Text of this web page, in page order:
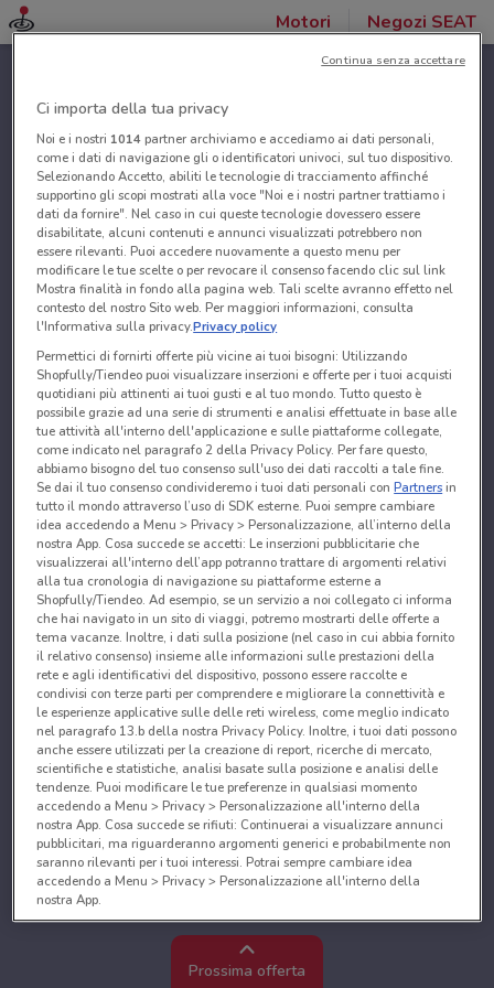
Motori Negozi SEAT
Prossima offerta
Ci importa della tua privacy
Noi e i nostri 1014partner archiviamo e accediamo ai dati personali,
come i dati di navigazione gli o identificatori univoci, sul tuo dispositivo.
Selezionando Accetto, abiliti le tecnologie di tracciamento affinché
supportino gli scopi mostrati alla voce "Noi e i nostri partner trattiamo i
dati da fornire". Nel caso in cui queste tecnologie dovessero essere
disabilitate, alcuni contenuti e annunci visualizzati potrebbero non
essere rilevanti. Puoi accedere nuovamente a questo menu per
modificare le tue scelte o per revocare il consenso facendo clic sul link
Mostra finalità in fondo alla pagina web. Tali scelte avranno effetto nel
contesto del nostro Sito web. Per maggiori informazioni, consulta
l'Informativa sulla privacy.Privacy policy
Permettici di fornirti offerte più vicine ai tuoi bisogni: Utilizzando
Shopfully/Tiendeo puoi visualizzare inserzioni e offerte per i tuoi acquisti
quotidiani più attinenti ai tuoi gusti e al tuo mondo. Tutto questo è
possibile grazie ad una serie di strumenti e analisi effettuate in base alle
tue attività all'interno dell'applicazione e sulle piattaforme collegate,
come indicato nel paragrafo 2 della Privacy Policy. Per fare questo,
abbiamo bisogno del tuo consenso sull'uso dei dati raccolti a tale fine.
Se dai il tuo consenso condivideremo i tuoi dati personali conPartnersin
tutto il mondo attraverso l’uso di SDK esterne. Puoi sempre cambiare
idea accedendo a Menu > Privacy > Personalizzazione, all’interno della
nostra App. Cosa succede se accetti: Le inserzioni pubblicitarie che
visualizzerai all'interno dell’app potranno trattare di argomenti relativi
alla tua cronologia di navigazione su piattaforme esterne a
Shopfully/Tiendeo. Ad esempio, se un servizio a noi collegato ci informa
che hai navigato in un sito di viaggi, potremo mostrarti delle offerte a
tema vacanze. Inoltre, i dati sulla posizione (nel caso in cui abbia fornito
il relativo consenso) insieme alle informazioni sulle prestazioni della
rete e agli identificativi del dispositivo, possono essere raccolte e
condivisi con terze parti per comprendere e migliorare la connettività e
le esperienze applicative sulle delle reti wireless, come meglio indicato
nel paragrafo 13.b della nostra Privacy Policy. Inoltre, i tuoi dati possono
anche essere utilizzati per la creazione di report, ricerche di mercato,
scientifiche e statistiche, analisi basate sulla posizione e analisi delle
tendenze. Puoi modificare le tue preferenze in qualsiasi momento
accedendo a Menu > Privacy > Personalizzazione all'interno della
nostra App. Cosa succede se rifiuti: Continuerai a visualizzare annunci
pubblicitari, ma riguarderanno argomenti generici e probabilmente non
saranno rilevanti per i tuoi interessi. Potrai sempre cambiare idea
accedendo a Menu > Privacy > Personalizzazione all'interno della
nostra App.
Noi e i nostri partner trattiamo i dati per fornire:
Utilizzare dati di geolocalizzazione precisi. Scansione attiva delle
caratteristiche del dispositivo ai fini dell’identificazione. Archiviare
Continua senza accettare